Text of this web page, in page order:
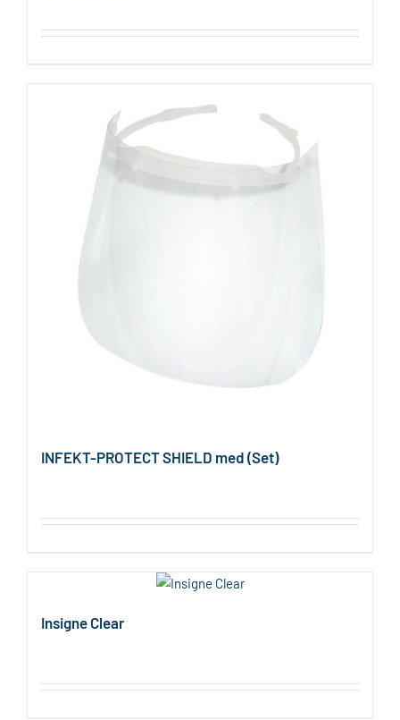
INFEKT-PROTECT SHIELD med (Set)
Insigne Clear